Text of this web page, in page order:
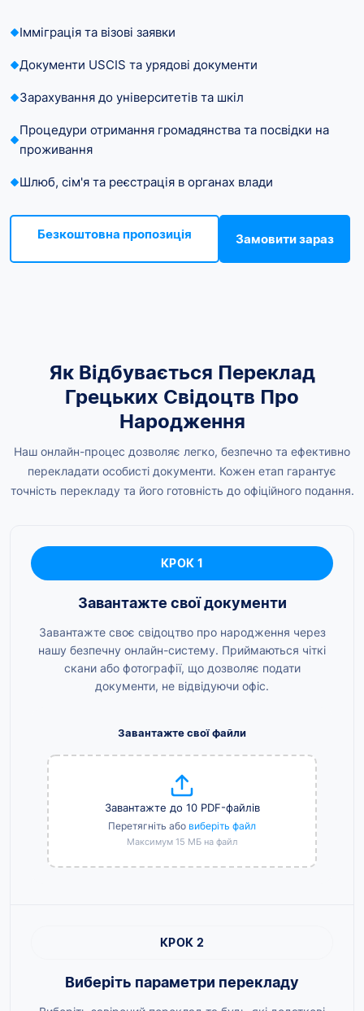
Імміграція та візові заявки
Документи USCIS та урядові документи
Зарахування до університетів та шкіл
Процедури отримання громадянства та посвідки на
проживання
Шлюб, сім'я та реєстрація в органах влади
Безкоштовна пропозиція Замовити зараз
Як Відбувається Переклад
Грецьких Свідоцтв Про
Народження
Наш онлайн-процес дозволяє легко, безпечно та ефективно
перекладати особисті документи. Кожен етап гарантує
точність перекладу та його готовність до офіційного подання.
КРОК 1
Завантажте свої документи
Завантажте своє свідоцтво про народження через
нашу безпечну онлайн-систему. Приймаються чіткі
скани або фотографії, що дозволяє подати
документи, не відвідуючи офіс.
Завантажте свої файли
Завантажте до 10 PDF-файлів
Перетягніть або виберіть файл
Максимум 15 МБ на файл
КРОК 2
Виберіть параметри перекладу